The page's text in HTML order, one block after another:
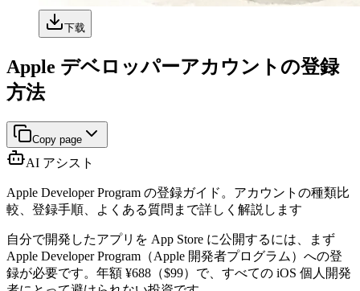
下载
Apple デベロッパーアカウントの登録
方法
Copy page
AI アシスト
Apple Developer Program の登録ガイド。アカウントの種類比
較、登録手順、よくある質問まで詳しく解説します
自分で開発したアプリを App Store に公開するには、まず
Apple Developer Program（Apple 開発者プログラム）への登
録が必要です。年額 ¥688（$99）で、すべての iOS 個人開発